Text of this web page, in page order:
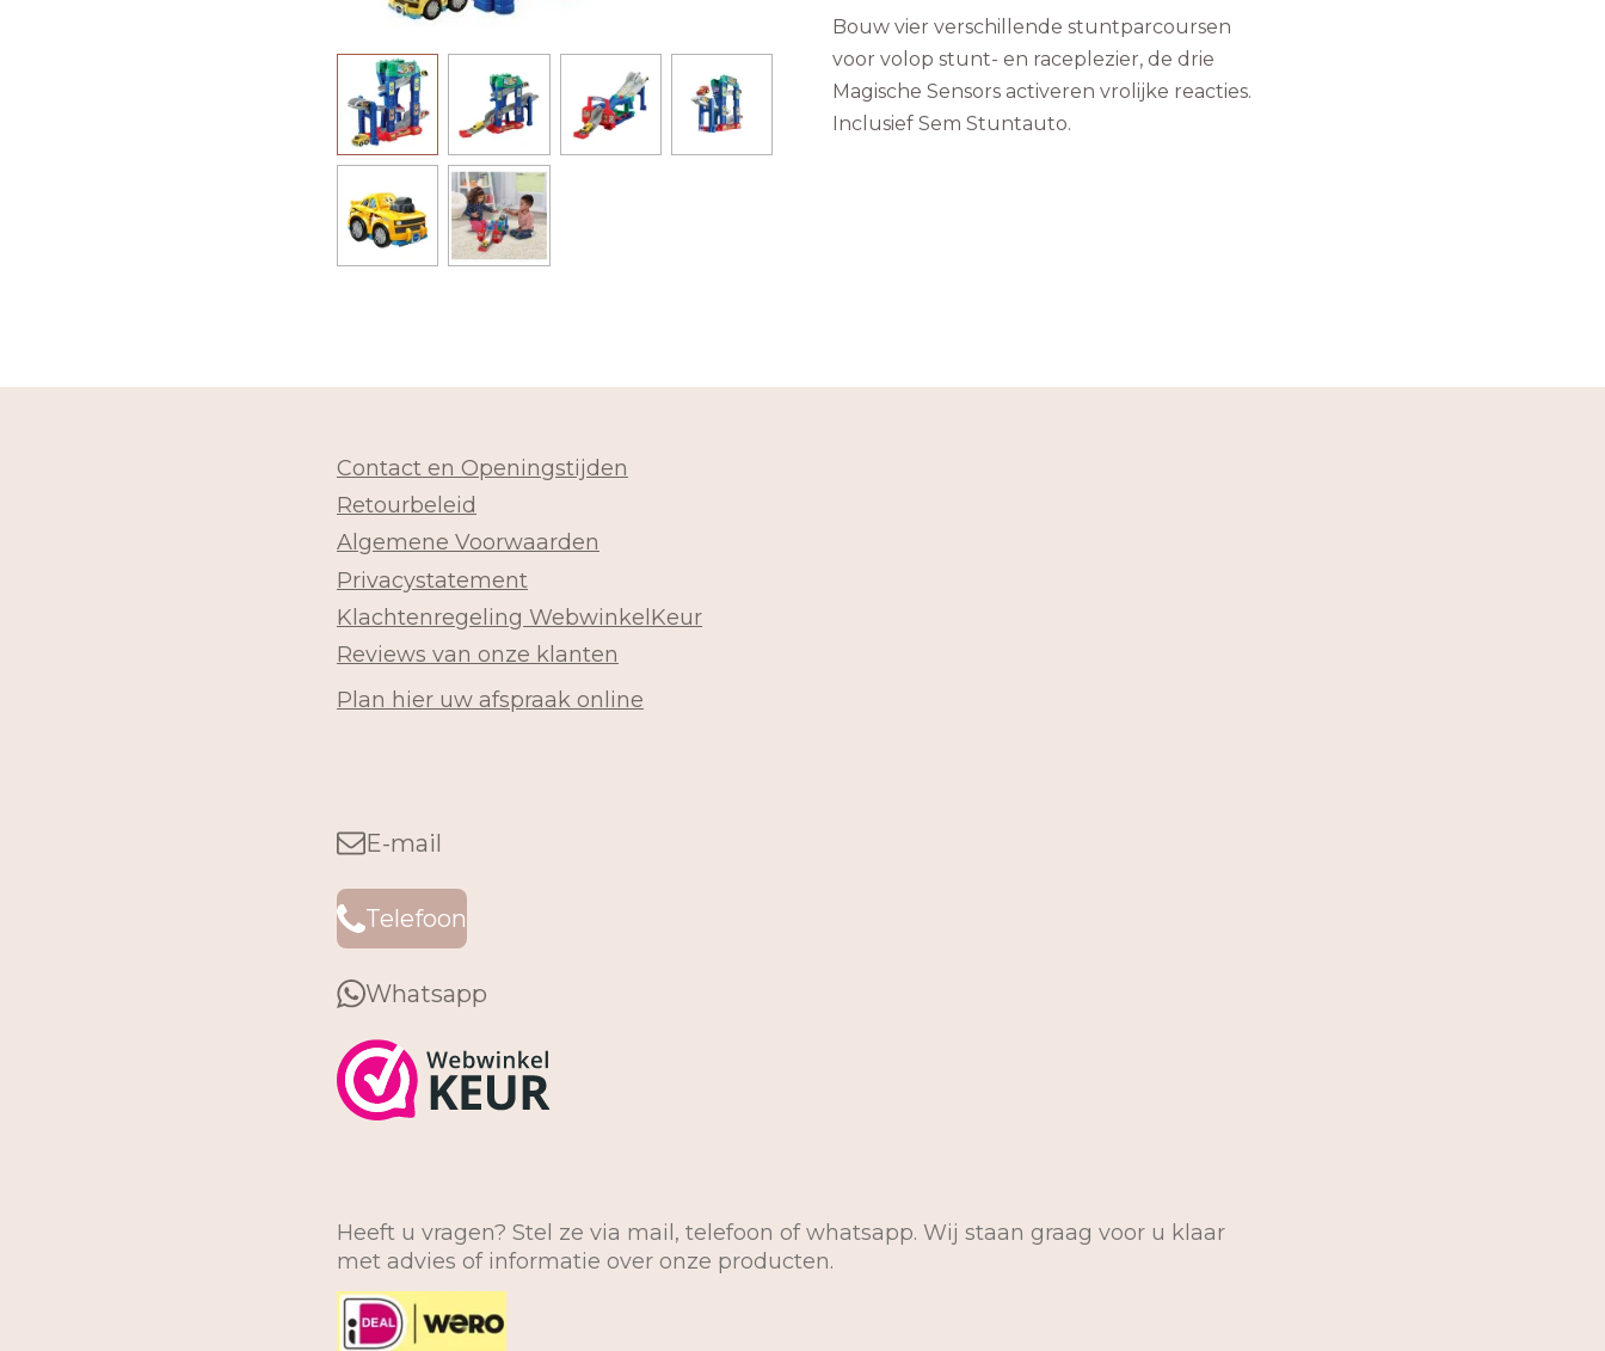
Bouw vier verschillende stuntparcoursen
voor volop stunt- en raceplezier, de drie
Magische Sensors activeren vrolijke reacties.
Inclusief Sem Stuntauto.
Contact en Openingstijden
Retourbeleid
Algemene Voorwaarden
Privacystatement
Klachtenregeling WebwinkelKeur
Reviews van onze klanten
Plan hier uw afspraak online
E-mail
Telefoon
Whatsapp
Heeft u vragen? Stel ze via mail, telefoon of whatsapp. Wij staan graag voor u klaar
met advies of informatie over onze producten.